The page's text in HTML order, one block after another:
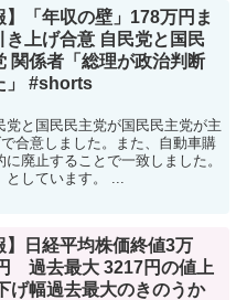
】「年収の壁」178万円ま
き上げ合意 自民党と国民
関係者「総理が政治判断
」 #shorts
と国民民主党が国民民主党が主
合意しました。また、自動車購
廃止することで一致しました。
としています。 ...
】日経平均株価終値3万
過去最大 3217円の値上
げ幅過去最大のきのうか